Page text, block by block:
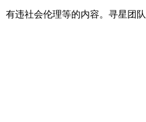
违社会伦理等的内容。寻星团